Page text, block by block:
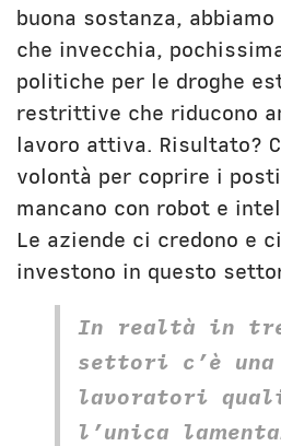
buona sostanza,
che invecchia,
politiche per le droghe
restrittive che riducono
lavoro attiva. Risultato?
volontà per coprire i
mancano con robot e
Le aziende ci credono e
investono in questo
In realtà in
settori c’è
lavoratori
l’unica